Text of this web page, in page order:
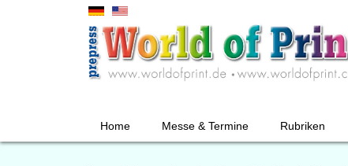
Home Messe & Termine Rubriken